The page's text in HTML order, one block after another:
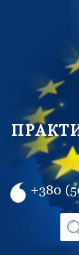
+380